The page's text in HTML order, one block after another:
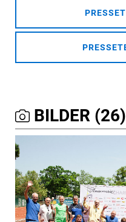
BILDER (26)